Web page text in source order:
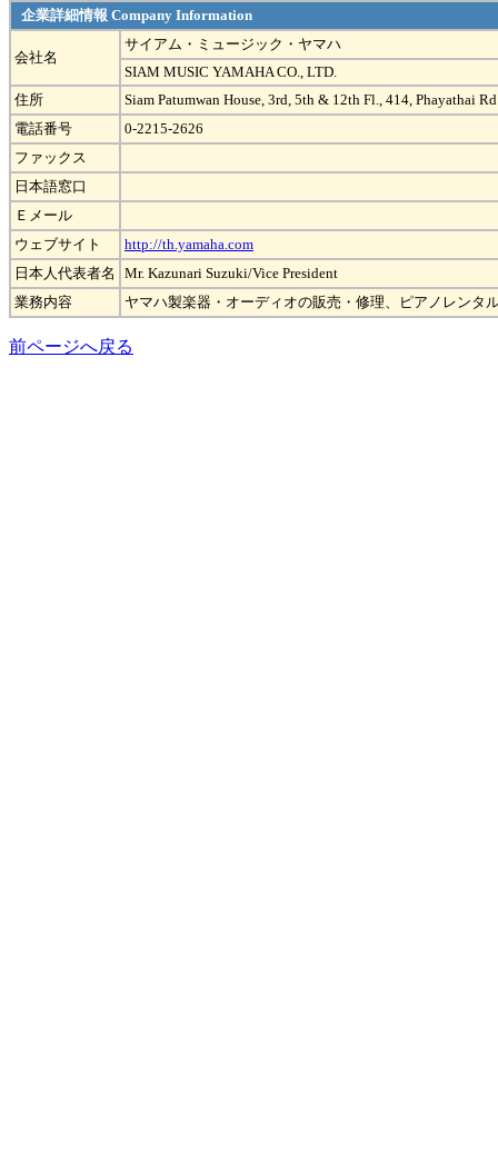
企業詳細情報 Company Information
会社名
サイアム・ミュージック・ヤマハ
SIAM MUSIC YAMAHA CO., LTD.
住所
Siam Patumwan House, 3rd, 5th & 12th Fl., 414, Phayathai
電話番号
0-2215-2626
ファックス
日本語窓口
Ｅメール
ウェブサイト
http://th.yamaha.com
日本人代表者名
Mr. Kazunari Suzuki/Vice President
業務内容
ヤマハ製楽器・オーディオの販売・修理、ピアノレンタ
前ページへ戻る